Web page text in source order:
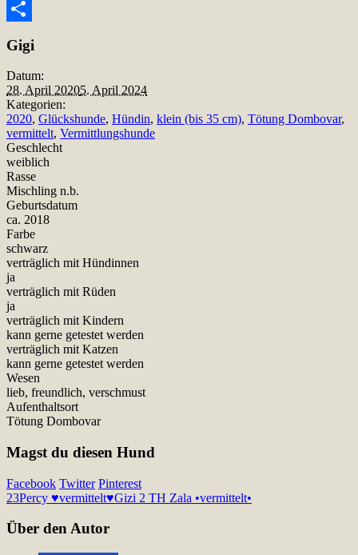
Snapchat
Gigi
Datum:
28. April 20205. April 2024
Kategorien:
2020, Glückshunde, Hündin, klein (bis 35 cm), Tötung Dombovar,
vermittelt, Vermittlungshunde
Geschlecht
weiblich
Rasse
Mischling n.b.
Geburtsdatum
ca. 2018
Farbe
schwarz
verträglich mit Hündinnen
ja
verträglich mit Rüden
ja
verträglich mit Kindern
kann gerne getestet werden
verträglich mit Katzen
kann gerne getestet werden
Wesen
lieb, freundlich, verschmust
Aufenthaltsort
Tötung Dombovar
Magst du diesen Hund
Facebook Twitter Pinterest
23Percy ♥vermittelt♥Gizi 2 TH Zala •vermittelt•
Über den Autor